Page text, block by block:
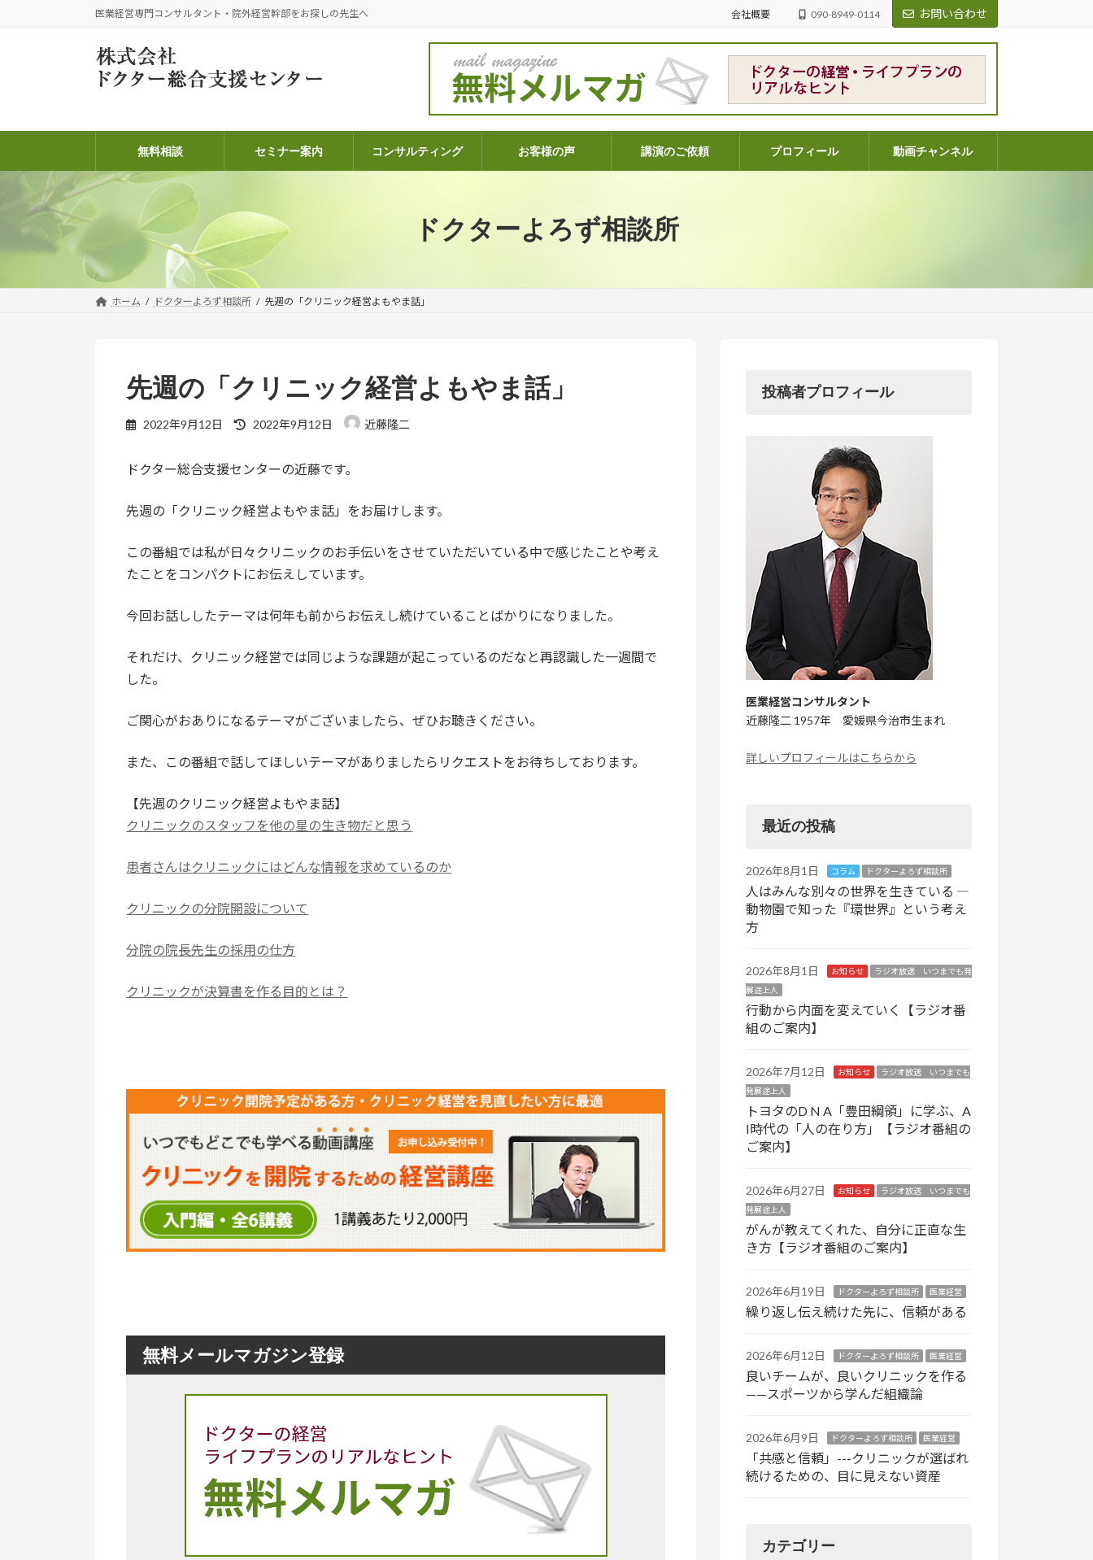
医業経営専門コンサルタント・院外経営幹部をお探しの先生へ 会社概要 090-8949-0114 お問い合わせ
無料相談 セミナー案内 コンサルティング お客様の声 講演のご依頼 プロフィール 動画チャンネル
ドクターよろず相談所
ホーム ドクターよろず相談所 先週の「クリニック経営よもやま話」
先週の「クリニック経営よもやま話」
2022年9月12日
最
新
時
:
2022年9月12日 近藤隆二
ドクター総合支援センターの近藤です。
先週の「クリニック経営よもやま話」をお届けします。
この番組では私が日々クリニックのお手伝いをさせていただいている中で感じたことや考え
たことをコンパクトにお伝えしています。
今回お話ししたテーマは何年も前からお伝えし続けていることばかりになりました。
それだけ、クリニック経営では同じような課題が起こっているのだなと再認識した一週間で
した。
ご関心がおありになるテーマがございましたら、ぜひお聴きください。
また、この番組で話してほしいテーマがありましたらリクエストをお待ちしております。
【先週のクリニック経営よもやま話】
クリニックのスタッフを他の星の生き物だと思う
患者さんはクリニックにはどんな情報を求めているのか
クリニックの分院開設について
分院の院長先生の採用の仕方
クリニックが決算書を作る目的とは？
無料メールマガジン登録
投稿者プロフィール
医業経営コンサルタント
近藤隆二 1957年 愛媛県今治市生まれ
詳しいプロフィールはこちらから
最近の投稿
2026年8月1日 コラム ドクターよろず相談所
人はみんな別々の世界を生きている ―
動物園で知った『環世界』という考え
方
2026年8月1日 お知らせ
ラジオ放送 いつまでも発
展途上人
行動から内面を変えていく【ラジオ番
組のご案内】
2026年7月12日 お知らせ
ラジオ放送 いつまでも
発展途上人
トヨタのD N A「豊田綱領」に学ぶ、A
I時代の「人の在り方」【ラジオ番組の
ご案内】
2026年6月27日 お知らせ
ラジオ放送 いつまでも
発展途上人
がんが教えてくれた、自分に正直な生
き方【ラジオ番組のご案内】
2026年6月19日 ドクターよろず相談所 医業経営
繰り返し伝え続けた先に、信頼がある
2026年6月12日 ドクターよろず相談所 医業経営
良いチームが、良いクリニックを作る
——スポーツから学んだ組織論
2026年6月9日 ドクターよろず相談所 医業経営
「共感と信頼」---クリニックが選ばれ
続けるための、目に見えない資産
カテゴリー